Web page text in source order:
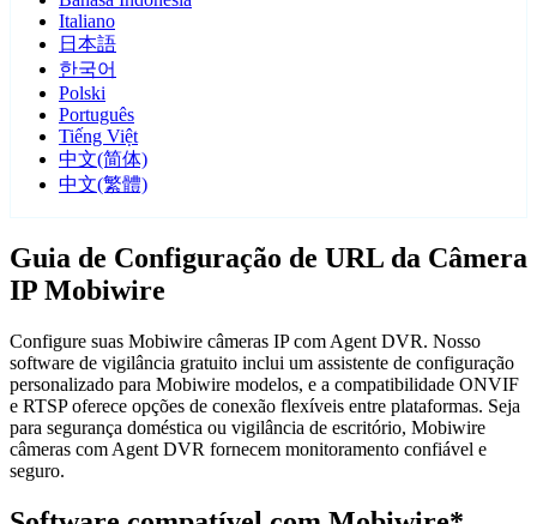
Italiano
日本語
한국어
Polski
Português
Tiếng Việt
中文(简体)
中文(繁體)
Guia de Configuração de URL da Câmera
IP Mobiwire
Configure suas Mobiwire câmeras IP com Agent DVR. Nosso
software de vigilância gratuito inclui um assistente de configuração
personalizado para Mobiwire modelos, e a compatibilidade ONVIF
e RTSP oferece opções de conexão flexíveis entre plataformas. Seja
para segurança doméstica ou vigilância de escritório, Mobiwire
câmeras com Agent DVR fornecem monitoramento confiável e
seguro.